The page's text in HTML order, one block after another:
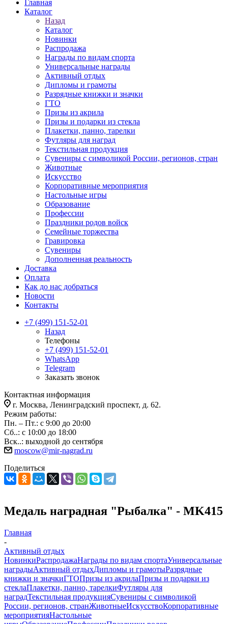
Главная
Каталог
Назад
Каталог
Новинки
Распродажа
Награды по видам спорта
Универсальные награды
Активный отдых
Дипломы и грамоты
Разрядные книжки и значки
ГТО
Призы из акрила
Призы и подарки из стекла
Плакетки, панно, тарелки
Футляры для наград
Текстильная продукция
Сувениры с символикой России, регионов, стран
Животные
Искусство
Корпоративные мероприятия
Настольные игры
Образование
Профессии
Праздники родов войск
Семейные торжества
Гравировка
Сувениры
Дополненная реальность
Доставка
Оплата
Как до нас добраться
Новости
Контакты
+7 (499) 151-52-01
Назад
Телефоны
+7 (499) 151-52-01
WhatsApp
Telegram
Заказать звонок
Контактная информация
г. Москва, Ленинградский проспект, д. 62.
Режим работы:
Пн. – Пт.: с 9:00 до 20:00
Сб..: с 10:00 до 18:00
Вск..: выходной до сентября
moscow@mir-nagrad.ru
Поделиться
Медаль наградная "Рыбалка" - MK415
Главная
-
Активный отдых
НовинкиРаспродажаНаграды по видам спортаУниверсальные
наградыАктивный отдыхДипломы и грамотыРазрядные
книжки и значкиГТОПризы из акрилаПризы и подарки из
стеклаПлакетки, панно, тарелкиФутляры для
наградТекстильная продукцияСувениры с символикой
России, регионов, странЖивотныеИскусствоКорпоративные
мероприятияНастольные